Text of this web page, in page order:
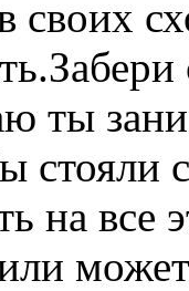
своих
ты
на все